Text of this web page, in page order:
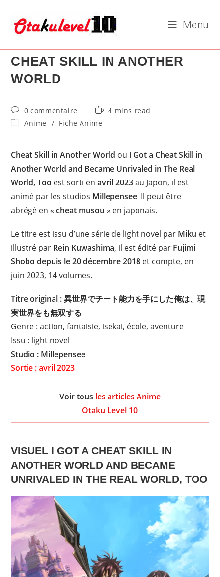
content
Menu
CHEAT SKILL IN ANOTHER
WORLD
Commentaires
de
la
0 commentaire
Temps
lecture :
4 mins read
PostAnime / Fiche Anime
Cheat Skill in Another World ou I Got a Cheat Skill in
Another World and Became Unrivaled in The Real
World, Too est sorti enavril 2023au Japon, il est
animé par les studios Millepensee. Il peut être
abrégé en «cheat musou » en japonais.
Le titre est issu d’une série de light novel par Miku et
illustré par Rein Kuwashima, il est édité par Fujimi
Shobo depuis le 20 décembre 2018 et compte, en
juin 2023, 14 volumes.
Titre original :異世界でチート能力を手にした俺は、現
実世界をも無双する
Genre : action, fantaisie, isekai, école, aventure
Issu : light novel
Studio : Millepensee
Sortie : avril 2023
Voir tous les articles Anime
Otaku Level 10
VISUEL I GOT A CHEAT SKILL IN
ANOTHER WORLD AND BECAME
UNRIVALED IN THE REAL WORLD, TOO